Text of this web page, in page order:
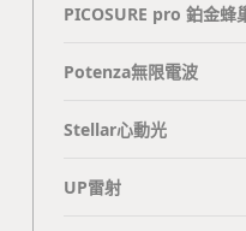
PICOSURE pro 鉑金蜂
Potenza無限電波
Stellar心動光
UP雷射